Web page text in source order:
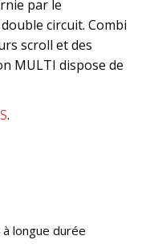
par le
circuit. Combi
scroll et des
MULTI dispose de
.
longue durée